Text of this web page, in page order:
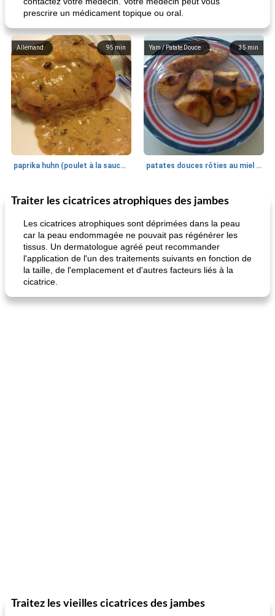
prescrire un médicament topique ou oral.
95 min
Allemand
paprika huhn (poulet à la sauce paprika).
35 min
Yam / Patate Douce
patates douces rôties au miel / kumara
25 min
Petit déjeuner et brunch Viande et volaille
Traiter les cicatrices atrophiques des jambes
Les cicatrices atrophiques sont déprimées dans la peau
car la peau endommagée ne pouvait pas régénérer les
tissus. Un dermatologue agréé peut recommander
l'application de l'un des traitements suivants en fonction de
la taille, de l'emplacement et d'autres facteurs liés à la
cicatrice.
Traitez les vieilles cicatrices des jambes